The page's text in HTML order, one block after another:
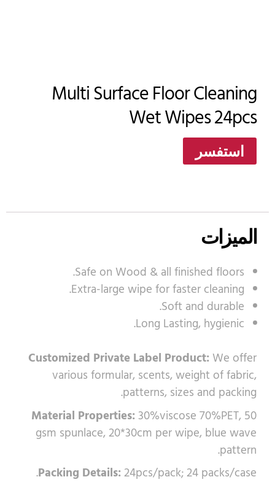
Multi Surface Floor Cleaning
Wet Wipes 24pcs
استفسر
الميزات
Safe on Wood & all finished floors.
Extra-large wipe for faster cleaning.
Soft and durable.
Long Lasting, hygienic.
Customized Private Label Product: We offer
various formular, scents, weight of fabric,
patterns, sizes and packing.
Material Properties:30%viscose 70%PET, 50
gsm spunlace, 20*30cm per wipe, blue wave
pattern.
Packing Details:24pcs/pack; 24 packs/case.